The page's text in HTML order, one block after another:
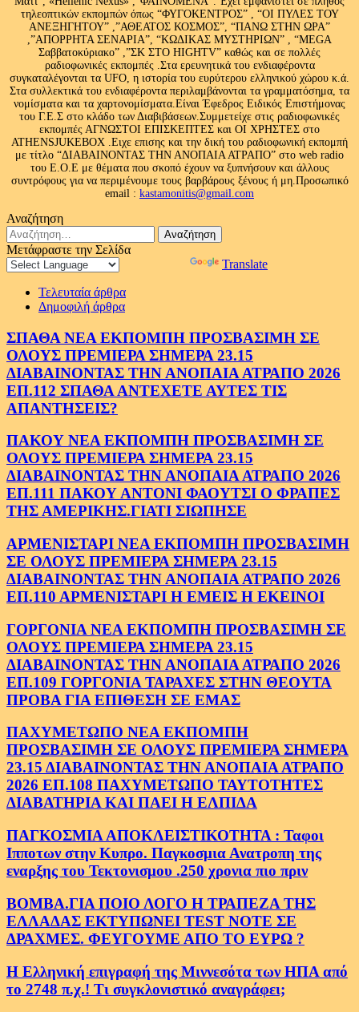
τηλεοπτικών εκπομπών όπως “ΦΥΓΟΚΕΝΤΡΟΣ” , “ΟΙ ΠΥΛΕΣ ΤΟΥ
ΑΝΕΞΗΓΗΤΟΥ” ,”ΑΘΕΑΤΟΣ ΚΟΣΜΟΣ”, “ΠΑΝΩ ΣΤΗΝ ΩΡΑ”
,”ΑΠΟΡΡΗΤΑ ΣΕΝΑΡΙΑ”, “ΚΩΔΙΚΑΣ ΜΥΣΤΗΡΙΩΝ” , “MEGA
Σαββατοκύριακο” ,”ΣΚ ΣΤΟ HIGHTV” καθώς και σε πολλές
ραδιοφωνικές εκπομπές .Στα ερευνητικά του ενδιαφέροντα
συγκαταλέγονται τα UFO, η ιστορία του ευρύτερου ελληνικού χώρου κ.ά.
Στα συλλεκτικά του ενδιαφέροντα περιλαμβάνονται τα γραμματόσημα, τα
νομίσματα και τα χαρτονομίσματα.Είναι Έφεδρος Ειδικός Επιστήμονας
του Γ.Ε.Σ στο κλάδο των Διαβιβάσεων.Συμμετείχε στις ραδιοφωνικές
εκπομπές ΑΓΝΩΣΤΟΙ ΕΠΙΣΚΕΠΤΕΣ και ΟΙ ΧΡΗΣΤΕΣ στο
ATHENSJUKEBOX .Ειχε επισης και την δική του ραδιοφωνική εκπομπή
με τίτλο “ΔΙΑΒΑΙΝΟΝΤΑΣ ΤΗΝ ΑΝΟΠΑΙΑ ΑΤΡΑΠΟ” στο web radio
του Ε.Ο.Ε με θέματα που σκοπό έχουν να ξυπνήσουν και άλλους
συντρόφους για να περιμένουμε τους βαρβάρους ξένους ή μη.Προσωπικό
email : kastamonitis@gmail.com
Αναζήτηση
Αναζήτηση
για:
Μετάφραστε την Σελίδα
Translate
Τελευταία άρθρα
Δημοφιλή άρθρα
ΣΠΑΘΑ ΝΕΑ ΕΚΠΟΜΠΗ ΠΡΟΣΒΑΣΙΜΗ ΣΕ
ΟΛΟΥΣ ΠΡΕΜΙΕΡΑ ΣΗΜΕΡΑ 23.15
ΔΙΑΒΑΙΝΟΝΤΑΣ ΤΗΝ ΑΝΟΠΑΙΑ ΑΤΡΑΠΟ 2026
ΕΠ.112 ΣΠΑΘΑ ΑΝΤΕΧΕΤΕ ΑΥΤΕΣ ΤΙΣ
ΑΠΑΝΤΗΣΕΙΣ?
ΠΑΚΟΥ ΝΕΑ ΕΚΠΟΜΠΗ ΠΡΟΣΒΑΣΙΜΗ ΣΕ
ΟΛΟΥΣ ΠΡΕΜΙΕΡΑ ΣΗΜΕΡΑ 23.15
ΔΙΑΒΑΙΝΟΝΤΑΣ ΤΗΝ ΑΝΟΠΑΙΑ ΑΤΡΑΠΟ 2026
ΕΠ.111 ΠΑΚΟΥ ΑΝΤΟΝΙ ΦΑΟΥΤΣΙ Ο ΦΡΑΠΕΣ
ΤΗΣ ΑΜΕΡΙΚΗΣ.ΓΙΑΤΙ ΣΙΩΠΗΣΕ
ΑΡΜΕΝΙΣΤΑΡΙ ΝΕΑ ΕΚΠΟΜΠΗ ΠΡΟΣΒΑΣΙΜΗ
ΣΕ ΟΛΟΥΣ ΠΡΕΜΙΕΡΑ ΣΗΜΕΡΑ 23.15
ΔΙΑΒΑΙΝΟΝΤΑΣ ΤΗΝ ΑΝΟΠΑΙΑ ΑΤΡΑΠΟ 2026
ΕΠ.110 ΑΡΜΕΝΙΣΤΑΡΙ Η ΕΜΕΙΣ Η ΕΚΕΙΝΟΙ
ΓΟΡΓΟΝΙΑ ΝΕΑ ΕΚΠΟΜΠΗ ΠΡΟΣΒΑΣΙΜΗ ΣΕ
ΟΛΟΥΣ ΠΡΕΜΙΕΡΑ ΣΗΜΕΡΑ 23.15
ΔΙΑΒΑΙΝΟΝΤΑΣ ΤΗΝ ΑΝΟΠΑΙΑ ΑΤΡΑΠΟ 2026
ΕΠ.109 ΓΟΡΓΟΝΙΑ ΤΑΡΑΧΕΣ ΣΤΗΝ ΘΕΟΥΤΑ
ΠΡΟΒΑ ΓΙΑ ΕΠΙΘΕΣΗ ΣΕ ΕΜΑΣ
ΠΑΧΥΜΕΤΩΠΟ ΝΕΑ ΕΚΠΟΜΠΗ
ΠΡΟΣΒΑΣΙΜΗ ΣΕ ΟΛΟΥΣ ΠΡΕΜΙΕΡΑ ΣΗΜΕΡΑ
23.15 ΔΙΑΒΑΙΝΟΝΤΑΣ ΤΗΝ ΑΝΟΠΑΙΑ ΑΤΡΑΠΟ
2026 ΕΠ.108 ΠΑΧΥΜΕΤΩΠΟ ΤΑΥΤΟΤΗΤΕΣ
ΔΙΑΒΑΤΗΡΙΑ ΚΑΙ ΠΑΕΙ Η ΕΛΠΙΔΑ
ΠΑΓΚΟΣΜΙΑ ΑΠΟΚΛΕΙΣΤΙΚΟΤΗΤΑ : Ταφοι
Ιπποτων στην Κυπρο. Παγκοσμια Ανατροπη της
εναρξης του Τεκτονισμου .250 χρονια πιο πριν
ΒΟΜΒΑ.ΓΙΑ ΠΟΙΟ ΛΟΓΟ Η ΤΡΑΠΕΖΑ ΤΗΣ
ΕΛΛΑΔΑΣ ΕΚΤΥΠΩΝΕΙ TEST NOTE ΣΕ
ΔΡΑΧΜΕΣ. ΦΕΥΓΟΥΜΕ ΑΠΟ ΤΟ ΕΥΡΩ ?
Η Ελληνική επιγραφή της Μιννεσότα των ΗΠΑ από
το 2748 π.χ.! Τι συγκλονιστικό αναγράφει;